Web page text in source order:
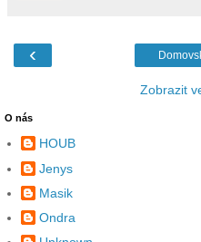
‹
Zobrazit
O nás
HOUB
Jenys
Masik
Ondra